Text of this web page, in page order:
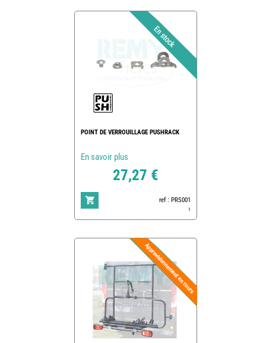
POINT DE VERROUILLAGE PUSHRACK
En savoir plus
27,27 €
ref : PRS001
1